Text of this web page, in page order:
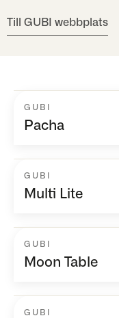
Till GUBI webbplats
GUBI
Pacha
GUBI
Multi Lite
GUBI
Moon Table
GUBI